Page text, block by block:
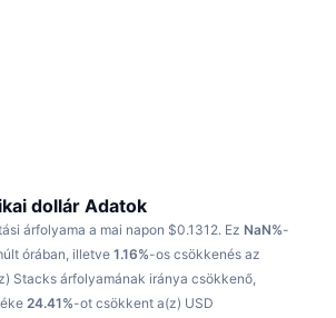
dollár Adatok
árfolyama a mai napon $0.1312. Ez NaN%-
órában, illetve 1.16%-os csökkenés az
Stacks árfolyamának iránya csökkenő,
24.41%-ot csökkent a(z) USD